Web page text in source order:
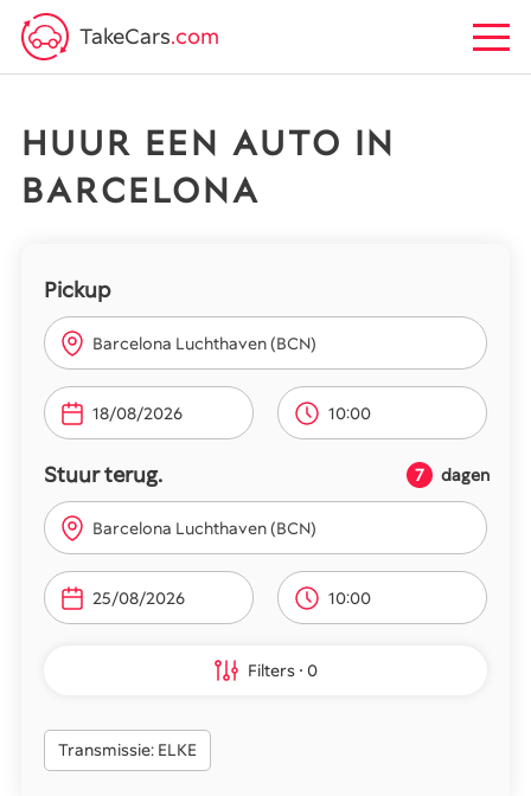
TakeCars.com
HUUR EEN AUTO IN
BARCELONA
Pickup
Barcelona Luchthaven (BCN)
10:00
Stuur terug. 7 dagen
Barcelona Luchthaven (BCN)
10:00
Filters 0
Transmissie: ELKE